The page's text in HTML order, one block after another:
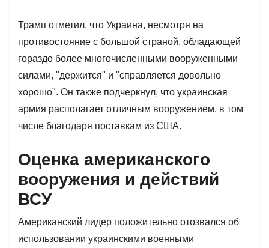
Трамп отметил, что Украина, несмотря на
противостояние с большой страной, обладающей
гораздо более многочисленными вооруженными
силами, "держится" и "справляется довольно
хорошо". Он также подчеркнул, что украинская
армия располагает отличным вооружением, в том
числе благодаря поставкам из США.
Оценка американского
вооружения и действий
ВСУ
Американский лидер положительно отозвался об
использовании украинскими военными